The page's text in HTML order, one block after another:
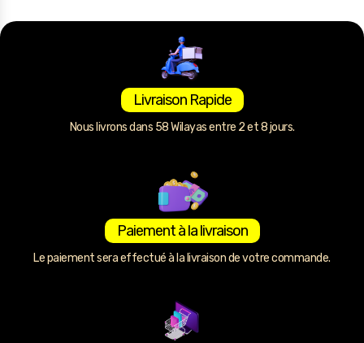
Livraison Rapide
Nous livrons dans 58 Wilayas entre 2 et 8 jours.
Paiement à la livraison
Le paiement sera effectué à la livraison de votre commande.